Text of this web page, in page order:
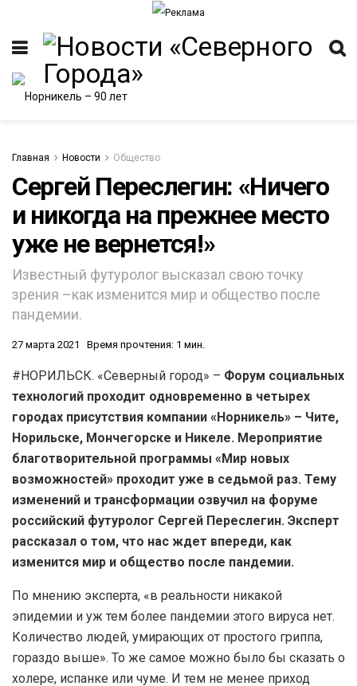
Главная Новости Общество
Сергей Переслегин: «Ничего
и никогда на прежнее место
уже не вернется!»
Известный футуролог высказал свою точку
зрения –как изменится мир и общество после
пандемии.
27 марта 2021 Время прочтения: 1 мин.
#НОРИЛЬСК. «Северный город» – Форум социальных
технологий проходит одновременно в четырех
городах присутствия компании «Норникель» – Чите,
Норильске, Мончегорске и Никеле. Мероприятие
благотворительной программы «Мир новых
возможностей» проходит уже в седьмой раз. Тему
изменений и трансформации озвучил на форуме
российский футуролог Сергей Переслегин. Эксперт
рассказал о том, что нас ждет впереди, как
изменится мир и общество после пандемии.
По мнению эксперта, «в реальности никакой
эпидемии и уж тем более пандемии этого вируса нет.
Количество людей, умирающих от простого гриппа,
гораздо выше». То же самое можно было бы сказать о
холере, испанке или чуме. И тем не менее приход